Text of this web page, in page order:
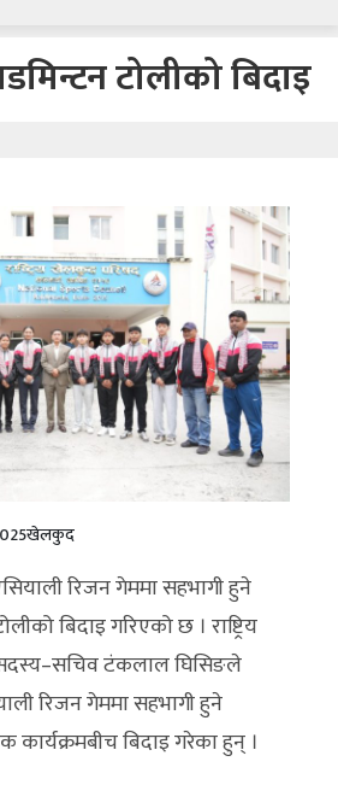
टोलीको बिदाइ
खेलकुद
रिजन गेममा सहभागी हुने
बिदाइ गरिएको छ । राष्ट्रिय
टंकलाल घिसिङले
रिजन गेममा सहभागी हुने
कार्यक्रमबीच बिदाइ गरेका हुन् ।